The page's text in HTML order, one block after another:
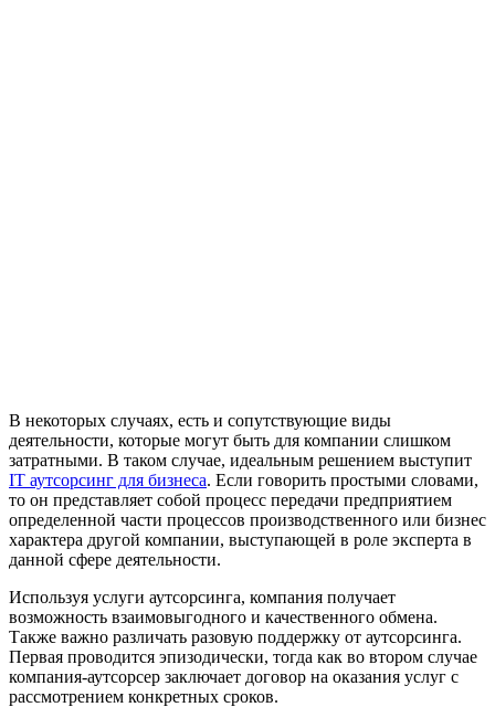
В некоторых случаях, есть и сопутствующие виды
деятельности, которые могут быть для компании слишком
затратными. В таком случае, идеальным решением выступит
IT аутсорсинг для бизнеса. Если говорить простыми словами,
то он представляет собой процесс передачи предприятием
определенной части процессов производственного или бизнес
характера другой компании, выступающей в роле эксперта в
данной сфере деятельности.
Используя услуги аутсорсинга, компания получает
возможность взаимовыгодного и качественного обмена.
Также важно различать разовую поддержку от аутсорсинга.
Первая проводится эпизодически, тогда как во втором случае
компания-аутсорсер заключает договор на оказания услуг с
рассмотрением конкретных сроков.